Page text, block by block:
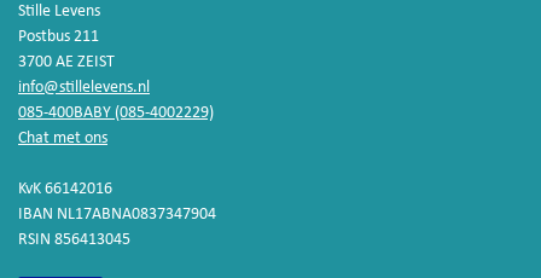
Stille Levens
Postbus 211
3700 AE ZEIST
info@stillelevens.nl
085-400BABY (085-4002229)
Chat met ons
KvK 66142016
IBAN NL17ABNA0837347904
RSIN 856413045